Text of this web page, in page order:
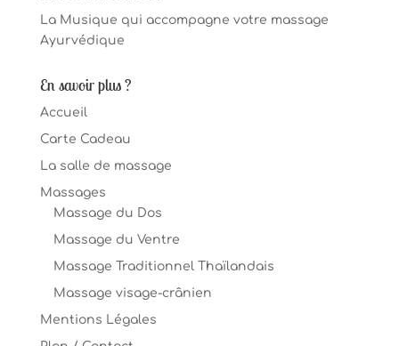
La Musique qui accompagne votre massage
Ayurvédique
En savoir plus ?
Accueil
Carte Cadeau
La salle de massage
Massages
Massage du Dos
Massage du Ventre
Massage Traditionnel Thaïlandais
Massage visage-crânien
Mentions Légales